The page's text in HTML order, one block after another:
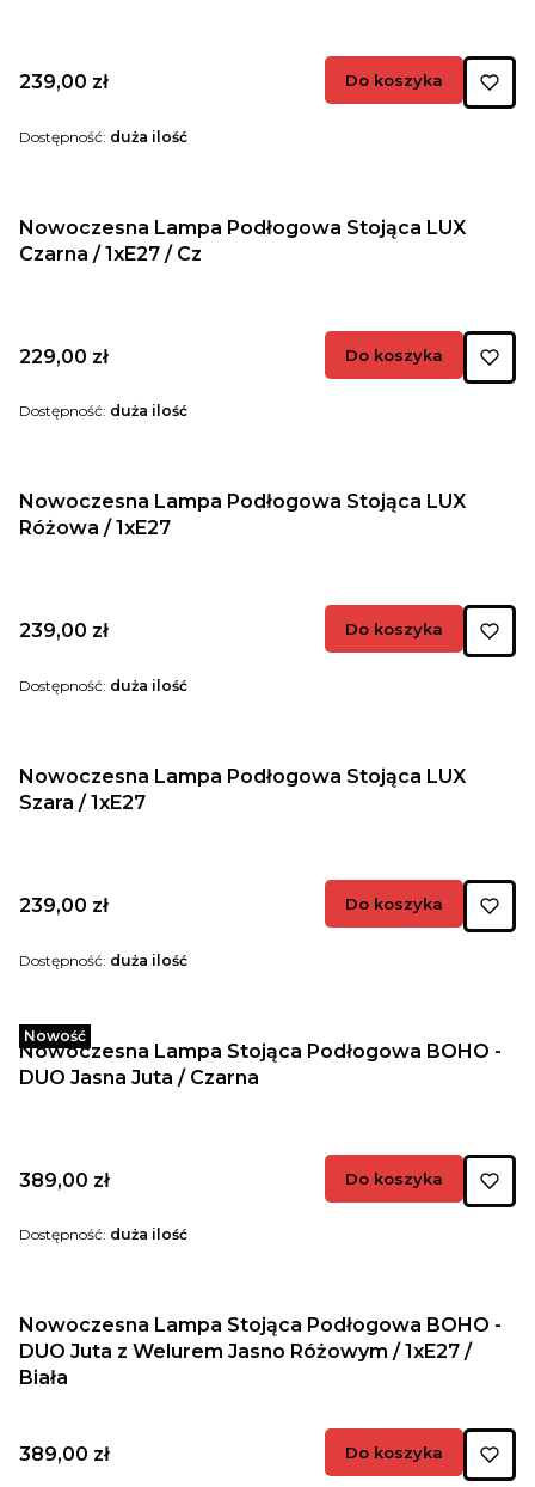
Cena
239,00 zł Do koszyka
Dostępność: duża ilość
Nowoczesna Lampa Podłogowa Stojąca LUX
Czarna / 1xE27 / Cz
Cena
229,00 zł Do koszyka
Dostępność: duża ilość
Nowoczesna Lampa Podłogowa Stojąca LUX
Różowa / 1xE27
Cena
239,00 zł Do koszyka
Dostępność: duża ilość
Nowoczesna Lampa Podłogowa Stojąca LUX
Szara / 1xE27
Cena
239,00 zł Do koszyka
Dostępność: duża ilość
Nowość
Nowoczesna Lampa Stojąca Podłogowa BOHO -
DUO Jasna Juta / Czarna
Cena
389,00 zł Do koszyka
Dostępność: duża ilość
Nowoczesna Lampa Stojąca Podłogowa BOHO -
DUO Juta z Welurem Jasno Różowym / 1xE27 /
Biała
Cena
389,00 zł Do koszyka